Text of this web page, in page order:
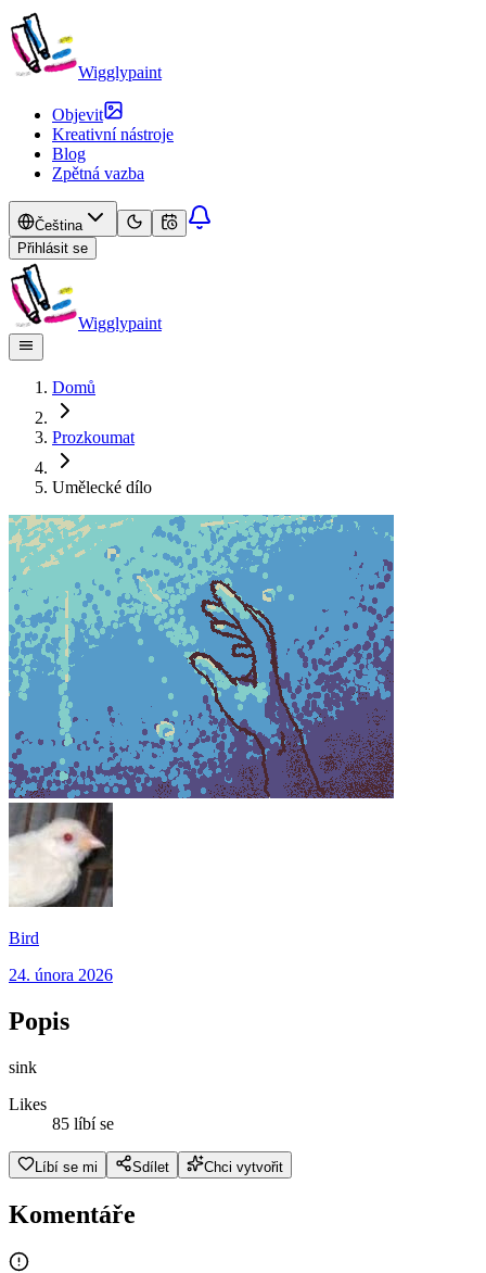
Wigglypaint
Objevit
Kreativní nástroje
Blog
Zpětná vazba
Čeština
Přihlásit se
Wigglypaint
Domů
Prozkoumat
Umělecké dílo
Bird
24. února 2026
Popis
sink
Likes
85 líbí se
Líbí se mi Sdílet Chci vytvořit
Komentáře